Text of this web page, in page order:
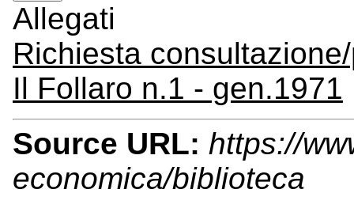
Allegati
Richiesta
Il Follaro n.1 - gen.1971
Source URL: https://
economica/biblioteca